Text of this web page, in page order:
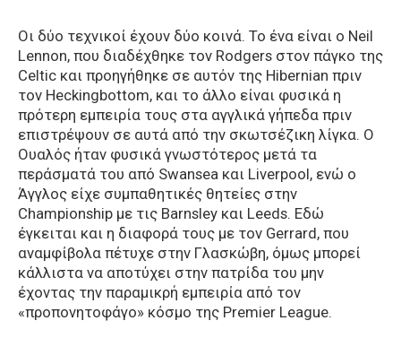
Οι δύο τεχνικοί έχουν δύο κοινά. Το ένα είναι ο Neil
Lennon, που διαδέχθηκε τον Rodgers στον πάγκο της
Celtic και προηγήθηκε σε αυτόν της Hibernian πριν
τον Heckingbottom, και το άλλο είναι φυσικά η
πρότερη εμπειρία τους στα αγγλικά γήπεδα πριν
επιστρέψουν σε αυτά από την σκωτσέζικη λίγκα. Ο
Ουαλός ήταν φυσικά γνωστότερος μετά τα
περάσματά του από Swansea και Liverpool, ενώ ο
Άγγλος είχε συμπαθητικές θητείες στην
Championship με τις Barnsley και Leeds. Εδώ
έγκειται και η διαφορά τους με τον Gerrard, που
αναμφίβολα πέτυχε στην Γλασκώβη, όμως μπορεί
κάλλιστα να αποτύχει στην πατρίδα του μην
έχοντας την παραμικρή εμπειρία από τον
«προπονητοφάγο» κόσμο της Premier League.